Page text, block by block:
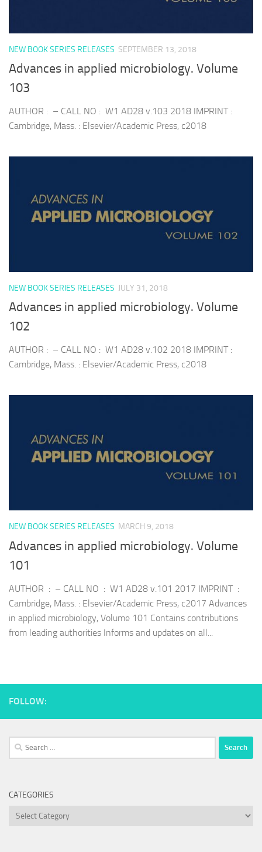
NEW BOOK SERIES RELEASES SEPTEMBER 13, 2018
Advances in applied microbiology. Volume
103
AUTHOR : – CALL NO : W1 AD28 v.103 2018 IMPRINT :
Cambridge, Mass. : Elsevier/Academic Press, c2018
NEW BOOK SERIES RELEASES JULY 31, 2018
Advances in applied microbiology. Volume
102
AUTHOR : – CALL NO : W1 AD28 v.102 2018 IMPRINT :
Cambridge, Mass. : Elsevier/Academic Press, c2018
NEW BOOK SERIES RELEASES MARCH 9, 2018
Advances in applied microbiology. Volume
101
AUTHOR : – CALL NO : W1 AD28 v.101 2017 IMPRINT :
Cambridge, Mass. : Elsevier/Academic Press, c2017 Advances
in applied microbiology, Volume 101 Contains contributions
from leading authorities Informs and updates on all...
FOLLOW:
Search
for:
CATEGORIES
Categories